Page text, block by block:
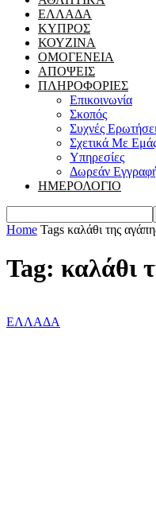
ΕΛΛΑΔΑ
ΚΥΠΡΟΣ
ΚΟΥΖΙΝΑ
ΟΜΟΓΕΝΕΙΑ
ΑΠΟΨΕΙΣ
ΠΛΗΡΟΦΟΡΙΕΣ
Επικοινωνία
Σκοπός
Συχνές
Σχετικά Με
Υπηρεσίες
Δωρεάν
ΗΜΕΡΟΛΟΓΙΟ
Home Tags καλάθι της
Tag: καλάθι
ΕΛΛΑΔΑ